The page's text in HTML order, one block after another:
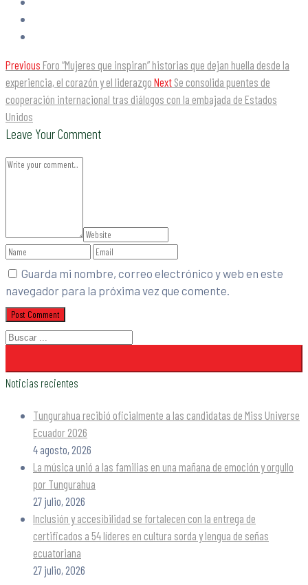
Previous Foro “Mujeres que inspiran” historias que dejan huella desde la
experiencia, el corazón y el liderazgo Next Se consolida puentes de
cooperación internacional tras diálogos con la embajada de Estados
Unidos
Leave Your Comment
Guarda mi nombre, correo electrónico y web en este
navegador para la próxima vez que comente.
Noticias recientes
Tungurahua recibió oficialmente a las candidatas de Miss Universe
Ecuador 2026
4 agosto, 2026
La música unió a las familias en una mañana de emoción y orgullo
por Tungurahua
27 julio, 2026
Inclusión y accesibilidad se fortalecen con la entrega de
certificados a 54 líderes en cultura sorda y lengua de señas
ecuatoriana
27 julio, 2026